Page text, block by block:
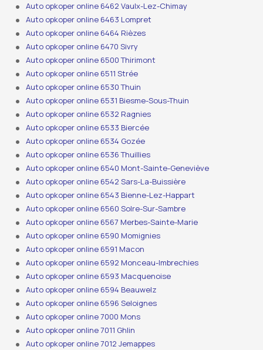
Auto opkoper online 6462 Vaulx-Lez-Chimay
Auto opkoper online 6463 Lompret
Auto opkoper online 6464 Rièzes
Auto opkoper online 6470 Sivry
Auto opkoper online 6500 Thirimont
Auto opkoper online 6511 Strée
Auto opkoper online 6530 Thuin
Auto opkoper online 6531 Biesme-Sous-Thuin
Auto opkoper online 6532 Ragnies
Auto opkoper online 6533 Biercée
Auto opkoper online 6534 Gozée
Auto opkoper online 6536 Thuillies
Auto opkoper online 6540 Mont-Sainte-Geneviève
Auto opkoper online 6542 Sars-La-Buissière
Auto opkoper online 6543 Bienne-Lez-Happart
Auto opkoper online 6560 Solre-Sur-Sambre
Auto opkoper online 6567 Merbes-Sainte-Marie
Auto opkoper online 6590 Momignies
Auto opkoper online 6591 Macon
Auto opkoper online 6592 Monceau-Imbrechies
Auto opkoper online 6593 Macquenoise
Auto opkoper online 6594 Beauwelz
Auto opkoper online 6596 Seloignes
Auto opkoper online 7000 Mons
Auto opkoper online 7011 Ghlin
Auto opkoper online 7012 Jemappes